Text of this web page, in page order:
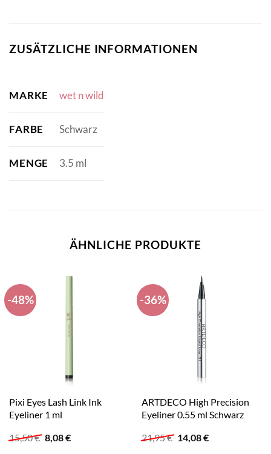
ZUSÄTZLICHE INFORMATIONEN
MARKE wet n wild
FARBE Schwarz
MENGE 3.5 ml
ÄHNLICHE PRODUKTE
-48%
Pixi Eyes Lash Link Ink
Eyeliner 1 ml
15,50€ Ursprünglicher
Preis
8,08€Aktueller
-36%
ARTDECO High Precision
Eyeliner 0.55 ml Schwarz
21,95€ Ursprünglicher
Preis
14,08€Aktueller